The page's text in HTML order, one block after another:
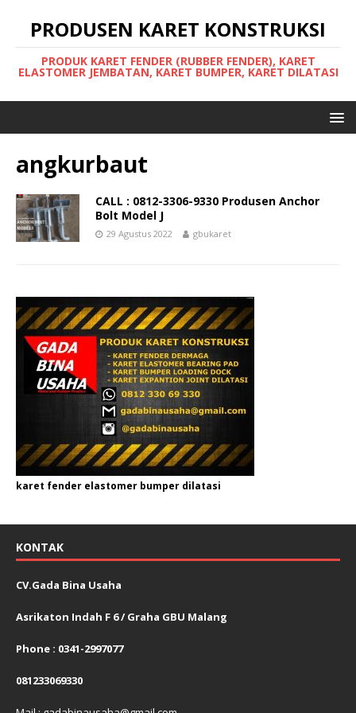
PRODUSEN KARET KONSTRUKSI
PRODUK KARET FENDER (RUBBER FENDER), KARET
ELASTOMER JEMBATAN, KARET BUMPER, KARET DILATASI
angkurbaut
CALL : 0812-3306-9330 Produsen Anchor
Bolt Model J
29 Agustus 2022 gbukaret
karet fender elastomer bumper dilatasi
KONTAK
CV.Gada Bina Usaha
Asrikaton Indah F 6 / Graha GBU Malang
Phone : 0341-2997077
081233069330